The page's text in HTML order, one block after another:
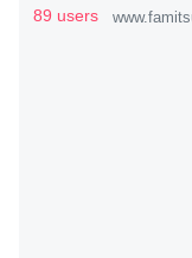
─ニュース :: 【研究発
論文では「淡水は
利だから両方が拮
いる鋏角類（カブ
ら“過去問1000問
89 users